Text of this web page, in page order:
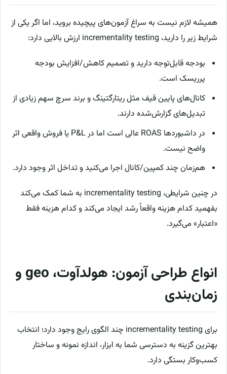
همیشه لازم نیست به سراغ آزمون‌های پیچیده بروید، اما اگر یکی از
شرایط زیر را دارید، incrementality testing ارزش بالایی دارد:
بودجه قابل‌توجه دارید و تصمیم کاهش/افزایش بودجه
پرریسک است.
کانال‌های پایین قیف مثل ریتارگتینگ و برند سرچ سهم زیادی از
تبدیل‌های گزارش‌شده دارند.
در داشبوردها ROAS عالی است اما در P&L یا فروش واقعی اثر
واضح نیست.
هم‌زمان چند کمپین/کانال اجرا می‌کنید و تداخل اثر وجود دارد.
در چنین شرایطی، incrementality testing به شما کمک می‌کند
بفهمید کدام هزینه واقعاً رشد ایجاد می‌کند و کدام هزینه فقط
«اعتبار» می‌گیرد.
انواع طراحی آزمون: هولدآوت، geo و
زمان‌بندی
برای incrementality testing چند الگوی رایج وجود دارد؛ انتخاب
بهترین گزینه به دسترسی شما به ابزار، اندازه نمونه و ساختار
کسب‌وکار بستگی دارد.